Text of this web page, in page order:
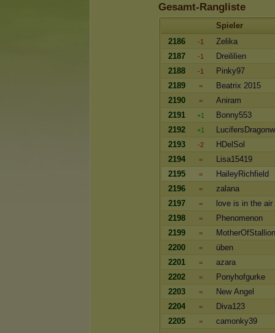
Gesamt-Rangliste
Spieler
2186
-1
Zelika
2187
-1
Dreililien
2188
-1
Pinky97
2189
=
Beatrix 2015
2190
=
Aniram
2191
+1
Bonny553
2192
+1
2193
-2
HDelSol
2194
=
Lisa15419
2195
=
HaileyRichfield
2196
=
zalana
2197
=
love is in the air
2198
=
Phenomenon
2199
=
2200
=
üben
2201
=
azara
2202
=
Ponyhofgurke
2203
=
New Angel
2204
=
Diva123
2205
= camonky39